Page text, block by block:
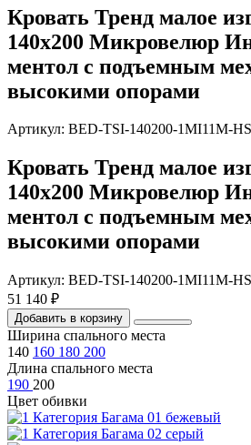
Кровать Тренд малое
140х200 Микровелюр
ментол с подъемным
высокими опорами
Артикул: BED-TSI-140200-1MI11M-
Кровать Тренд малое
140х200 Микровелюр
ментол с подъемным
высокими опорами
Артикул: BED-TSI-140200-1MI11M-
51 140 ₽
Добавить в корзину
Ширина спального места
140 160 180 200
Длина спального места
190 200
Цвет обивки